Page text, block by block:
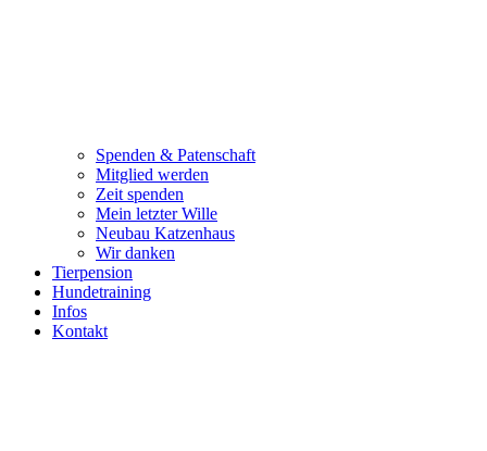
Spenden & Patenschaft
Mitglied werden
Zeit spenden
Mein letzter Wille
Neubau Katzenhaus
Wir danken
Tierpension
Hundetraining
Infos
Kontakt